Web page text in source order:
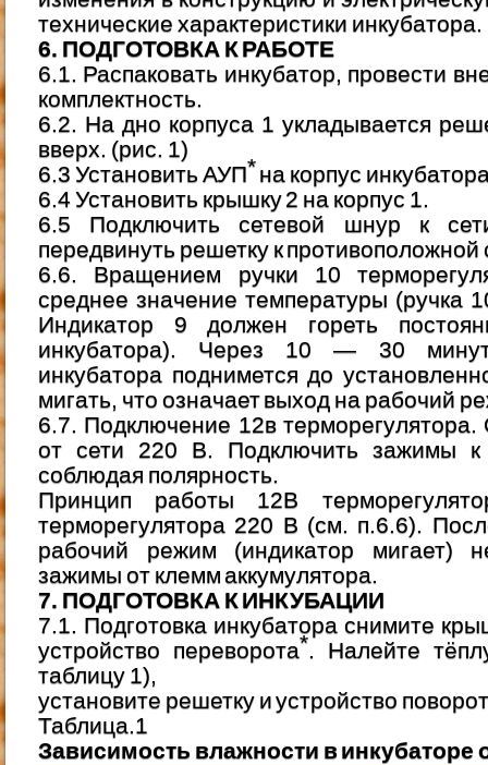
технические характеристики инкубатора.
6. ПОДГОТОВКА К РАБОТЕ
6.1. Распаковать инкубатор, провести
комплектность.
6.2. На дно корпуса 1 укладывается
вверх. (рис. 1)
6.3 Установить АУП*на корпус
6.4 Установить крышку 2 на корпус 1.
6.5 Подключить сетевой шнур к
передвинуть решетку к противоположной
6.6. Вращением ручки 10
среднее значение температуры (ручка
Индикатор 9 должен гореть
инкубатора). Через 10 — 30
инкубатора поднимется до
мигать, что означает выход на рабочий
6.7. Подключение 12в
от сети 220 В. Подключить зажимы к
соблюдая полярность.
Принцип работы 12В
терморегулятора 220 В (см. п.6.6).
рабочий режим (индикатор мигает)
зажимы от клемм аккумулятора.
7. ПОДГОТОВКА К ИНКУБАЦИИ
7.1. Подготовка инкубатора снимите
устройство переворота*. Налейте
таблицу 1),
установите решетку и устройство
Таблица.1
Зависимость влажности в инкубаторе